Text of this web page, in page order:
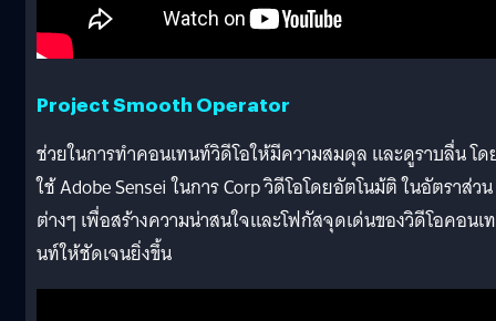
Project Smooth Operator
ช่วยในการทำคอนเทนท์วิดีโอให้มีความสมดุล และดูราบลื่น โด
ใช้ Adobe Sensei ในการ Corp วิดีโอโดยอัตโนม้ติ ในอัตราส่วน
ต่างๆ เพื่อสร้างความน่าสนใจและโฟกัสจุดเด่นของวิดีโอคอนเท
นท์ให้ชัดเจนยิ่งขึ้น